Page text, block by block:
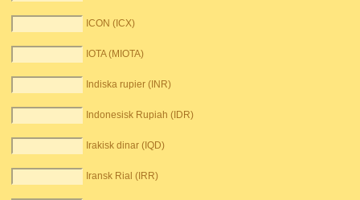
ICON (ICX)
IOTA (MIOTA)
Indiska rupier (INR)
Indonesisk Rupiah (IDR)
Irakisk dinar (IQD)
Iransk Rial (IRR)